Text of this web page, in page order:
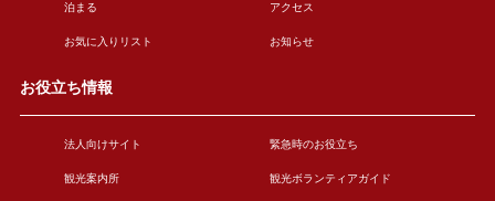
泊まる アクセス
お気に入りリスト お知らせ
お役立ち情報
法人向けサイト 緊急時のお役立ち
観光案内所 観光ボランティアガイド